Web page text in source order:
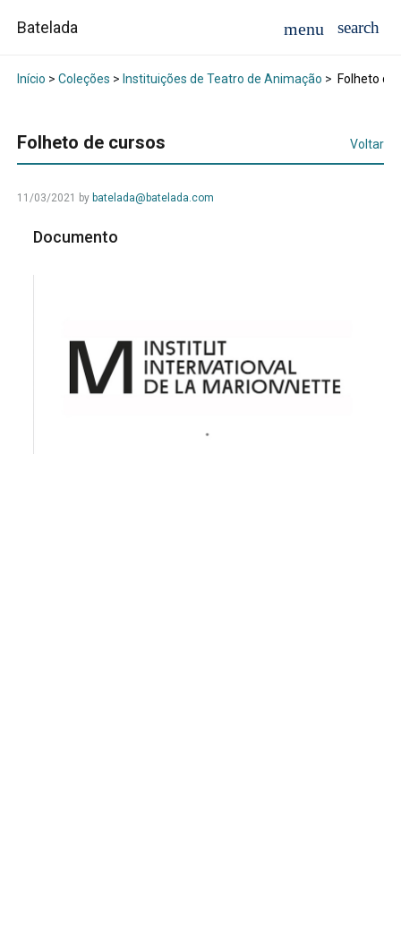
Batelada
Início > Coleções > Instituições de Teatro de Animação > Folheto de
Folheto de cursos Voltar
11/03/2021 by batelada@batelada.com
Documento